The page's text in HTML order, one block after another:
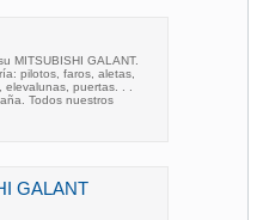
MITSUBISHI GALANT.
pilotos, faros, aletas,
elevalunas, puertas. . .
Todos nuestros
GALANT